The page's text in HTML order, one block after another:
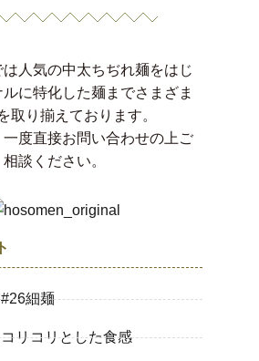
人気の中太ちぢれ麺をはじ
に特化した麺までさまざま
取り揃えております。
度直接お問い合わせの上ご
相談ください。
細麺
リコリとした食感